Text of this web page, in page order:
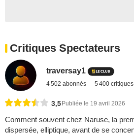
Critiques Spectateurs
traversay1
4 502 abonnés 5 400 critiques
3,5 Publiée le 19 avril 2026
Comment souvent chez Naruse, la
dispersée, elliptique, avant de se